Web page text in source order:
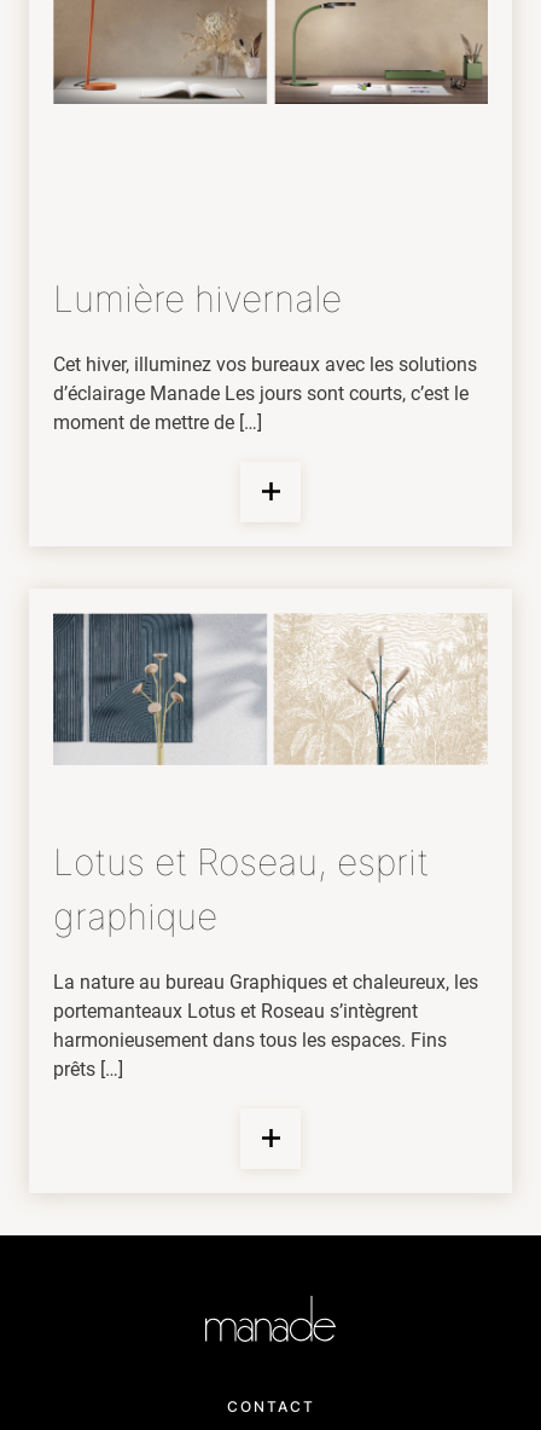
Lumière hivernale
Cet hiver, illuminez vos bureaux avec les solutions
d’éclairage Manade Les jours sont courts, c’est le
moment de mettre de […]
Lotus et Roseau, esprit
graphique
La nature au bureau Graphiques et chaleureux, les
portemanteaux Lotus et Roseau s’intègrent
harmonieusement dans tous les espaces. Fins
prêts […]
CONTACT